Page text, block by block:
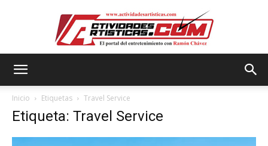
Inicio Etiquetas Travel Service
Etiqueta: Travel Service